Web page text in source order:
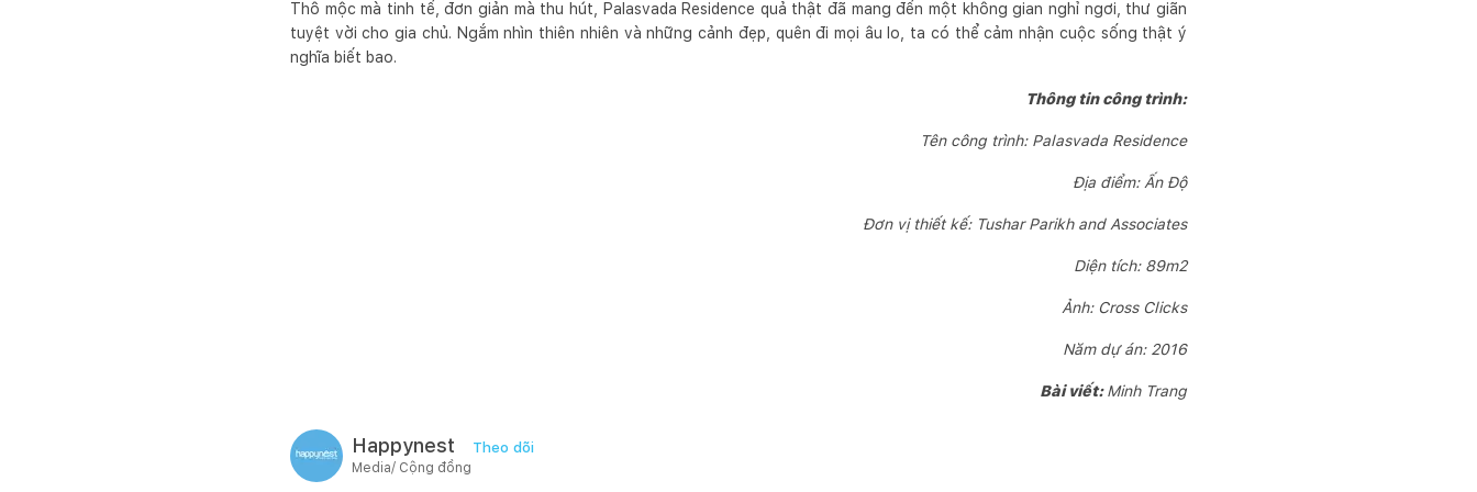
Thô mộc mà tinh tế, đơn giản mà thu hút, Palasvada Residence quả thật đã mang đến một không gian nghỉ ngơi, thư giãn
tuyệt vời cho gia chủ. Ngắm nhìn thiên nhiên và những cảnh đẹp, quên đi mọi âu lo, ta có thể cảm nhận cuộc sống thật ý
nghĩa biết bao.
Thông tin công trình:
Tên công trình: Palasvada Residence
Địa điểm: Ấn Độ
Đơn vị thiết kế: Tushar Parikh and Associates
Diện tích: 89m2
Ảnh: Cross Clicks
Năm dự án: 2016
Bài viết:Minh Trang
Happynest Theo dõi
Media/ Cộng đồng